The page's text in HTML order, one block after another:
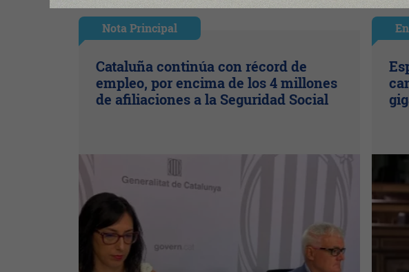
Nota Principal
Cataluña continúa con récord de
empleo, por encima de los 4 millones
de afiliaciones a la Seguridad Social